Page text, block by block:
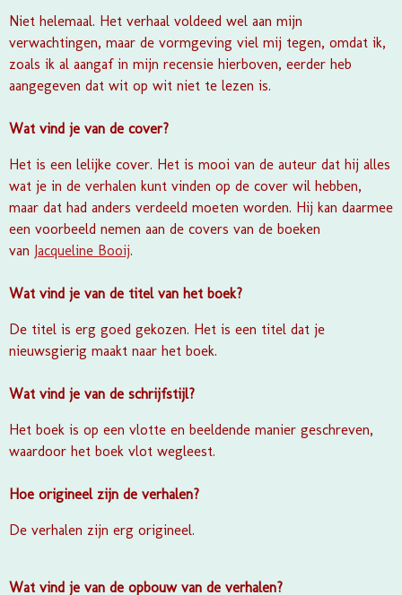
Niet helemaal. Het verhaal voldeed wel aan mijn
verwachtingen, maar de vormgeving viel mij tegen, omdat ik,
zoals ik al aangaf in mijn recensie hierboven, eerder heb
aangegeven dat wit op wit niet te lezen is.
Wat vind je van de cover?
Het is een lelijke cover. Het is mooi van de auteur dat hij alles
wat je in de verhalen kunt vinden op de cover wil hebben,
maar dat had anders verdeeld moeten worden. Hij kan daarmee
een voorbeeld nemen aan de covers van de boeken
van Jacqueline Booij.
Wat vind je van de titel van het boek?
De titel is erg goed gekozen. Het is een titel dat je
nieuwsgierig maakt naar het boek.
Wat vind je van de schrijfstijl?
Het boek is op een vlotte en beeldende manier geschreven,
waardoor het boek vlot wegleest.
Hoe origineel zijn de verhalen?
De verhalen zijn erg origineel.
Wat vind je van de opbouw van de verhalen?